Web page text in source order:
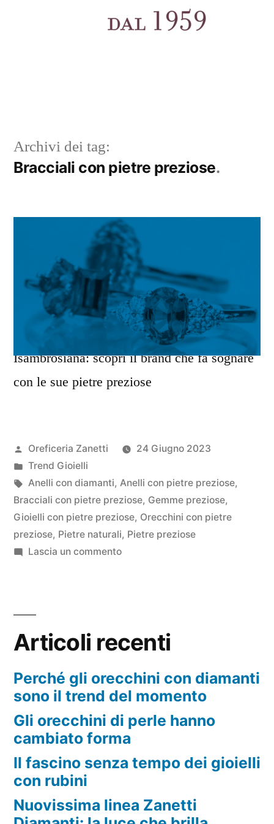
Archivi dei tag:
Bracciali con pietre preziose
Isambrosiana: scopri il brand che fa sognare
con le sue pietre preziose
Pubblicato
da
Oreficeria Zanetti
24 Giugno 2023
Pubblicato
in
Trend Gioielli
Tag:
Anelli con diamanti, Anelli con pietre preziose,
Bracciali con pietre preziose, Gemme preziose,
Gioielli con pietre preziose, Orecchini con pietre
preziose, Pietre naturali, Pietre preziose
Lascia un commentosu
che
fa
sognare
con
le
sue
pietre
preziose
Articoli recenti
Perché gli orecchini con diamanti
sono il trend del momento
Gli orecchini di perle hanno
cambiato forma
Il fascino senza tempo dei gioielli
con rubini
Nuovissima linea Zanetti